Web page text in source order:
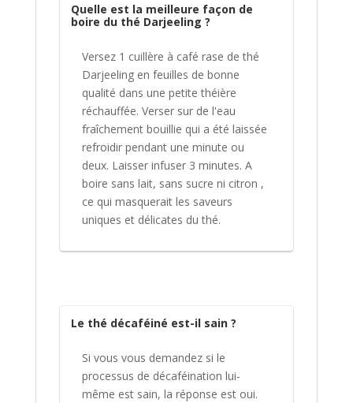
Quelle est la meilleure façon de
boire du thé Darjeeling ?
Versez 1 cuillère à café rase de thé
Darjeeling en feuilles de bonne
qualité dans une petite théière
réchauffée. Verser sur de l'eau
fraîchement bouillie qui a été laissée
refroidir pendant une minute ou
deux. Laisser infuser 3 minutes. A
boire sans lait, sans sucre ni citron ,
ce qui masquerait les saveurs
uniques et délicates du thé.
Le thé décaféiné est-il sain ?
Si vous vous demandez si le
processus de décaféination lui-
même est sain, la réponse est oui.